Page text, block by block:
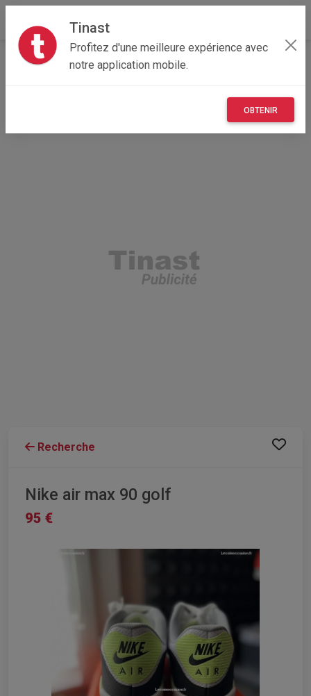
Tinast
Profitez d'une meilleure expérience avec
notre application mobile.
OBTENIR
Accueil Vêtements et objets personnels
Recherche
Nike air max 90 golf
95 €